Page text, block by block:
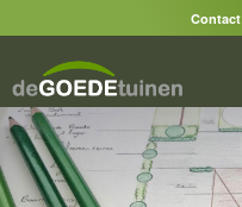
Contact